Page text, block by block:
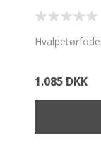
1.085 DKK